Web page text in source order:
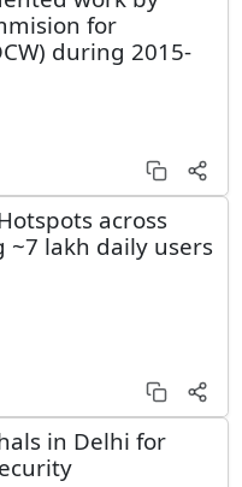
for
during 2015-
across
~7 lakh daily users
in Delhi for